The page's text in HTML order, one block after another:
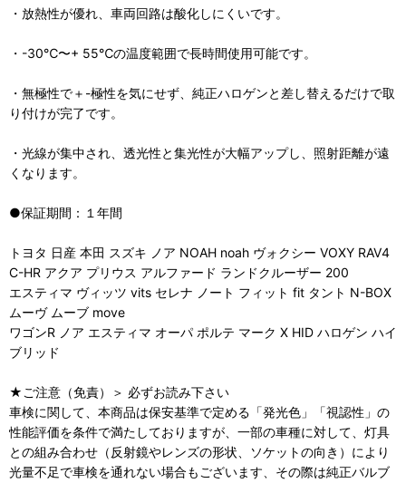
・放熱性が優れ、車両回路は酸化しにくいです。
・-30℃〜+ 55℃の温度範囲で長時間使用可能です。
・無極性で＋-極性を気にせず、純正ハロゲンと差し替えるだけで取
り付けが完了です。
・光線が集中され、透光性と集光性が大幅アップし、照射距離が遠
くなります。
●保証期間：１年間
トヨタ 日産 本田 スズキ ノア NOAH noah ヴォクシー VOXY RAV4
C-HR アクア プリウス アルファード ランドクルーザー 200
エスティマ ヴィッツ vits セレナ ノート フィット fit タント N-BOX
ムーヴ ムーブ move
ワゴンR ノア エスティマ オーパ ポルテ マーク X HID ハロゲン ハイ
ブリッド
★ご注意（免責）＞ 必ずお読み下さい
車検に関して、本商品は保安基準で定める「発光色」「視認性」の
性能評価を条件で満たしておりますが、一部の車種に対して、灯具
との組み合わせ（反射鏡やレンズの形状、ソケットの向き）により
光量不足で車検を通れない場合もございます、その際は純正バルブ